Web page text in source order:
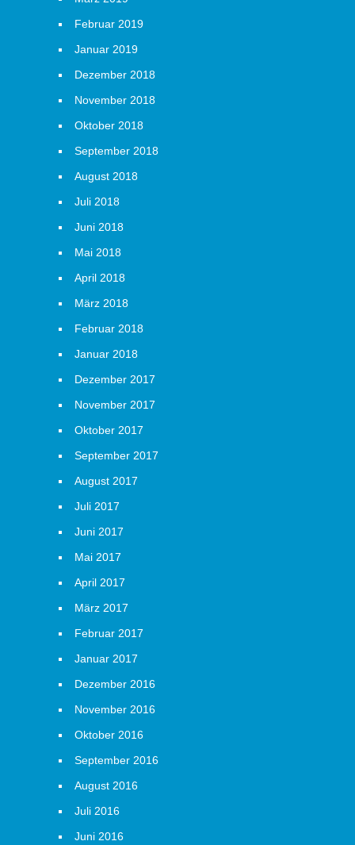
Februar 2019
Januar 2019
Dezember 2018
November 2018
Oktober 2018
September 2018
August 2018
Juli 2018
Juni 2018
Mai 2018
April 2018
März 2018
Februar 2018
Januar 2018
Dezember 2017
November 2017
Oktober 2017
September 2017
August 2017
Juli 2017
Juni 2017
Mai 2017
April 2017
März 2017
Februar 2017
Januar 2017
Dezember 2016
November 2016
Oktober 2016
September 2016
August 2016
Juli 2016
Juni 2016